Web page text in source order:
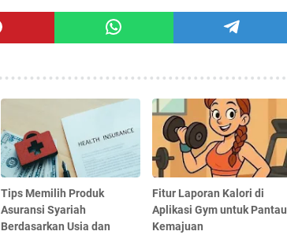
Tips Memilih Produk
Asuransi Syariah
Berdasarkan Usia dan
Fitur Laporan Kalori di
Aplikasi Gym untuk Pantau
Kemajuan